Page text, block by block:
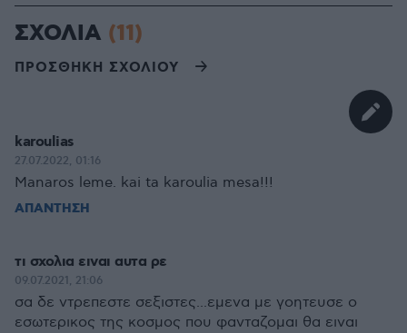
ΣΧΟΛΙΑ (11)
ΠΡΟΣΘΗΚΗ ΣΧΟΛΙΟΥ
karoulias
27.07.2022, 01:16
Manaros leme. kai ta karoulia mesa!!!
ΑΠΑΝΤΗΣΗ
τι σχολια ειναι αυτα ρε
09.07.2021, 21:06
σα δε ντρεπεστε σεξιστες...εμενα με γοητευσε ο
εσωτερικος της κοσμος που φανταζομαι θα ειναι